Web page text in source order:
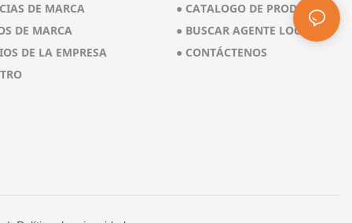
DE MARCA
DE MARCA
DE LA EMPRESA
● CATALOGO DE PRODUCTO
● BUSCAR AGENTE LOCAL
● CONTÁCTENOS